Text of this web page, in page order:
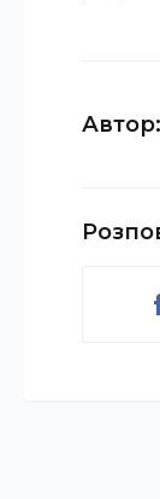
Автор: